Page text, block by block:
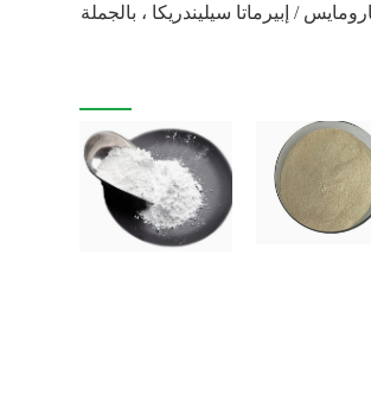
/ إبيرماتا سيليندريكا ، بالجملة